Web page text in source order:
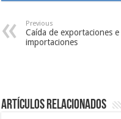
Previous
Caída de exportaciones e
importaciones
Artículos relacionados